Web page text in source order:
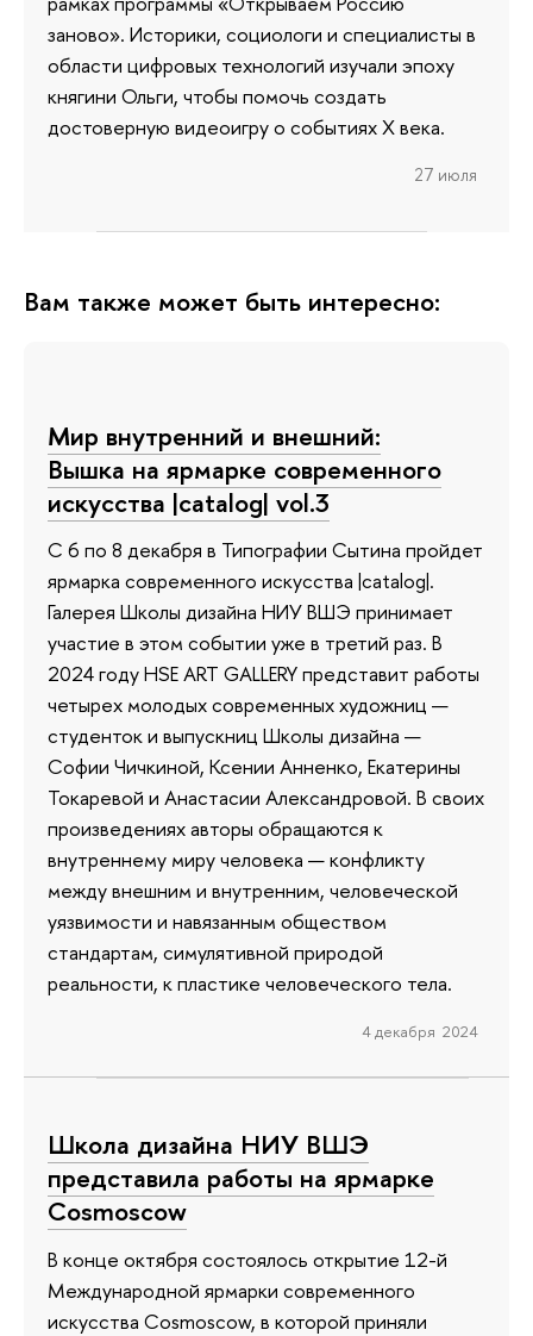
заново». Историки, социологи и специалисты в
области цифровых технологий изучали эпоху
княгини Ольги, чтобы помочь создать
достоверную видеоигру о событиях X века.
27 июля
Вам также может быть интересно:
Мир внутренний и внешний:
Вышка на ярмарке современного
искусства |catalog| vol.3
С 6 по 8 декабря в Типографии Сытина пройдет
ярмарка современного искусства |catalog|.
Галерея Школы дизайна НИУ ВШЭ принимает
участие в этом событии уже в третий раз. В
2024 году HSE ART GALLERY представит работы
четырех молодых современных художниц —
студенток и выпускниц Школы дизайна —
Софии Чичкиной, Ксении Анненко, Екатерины
Токаревой и Анастасии Александровой. В своих
произведениях авторы обращаются к
внутреннему миру человека — конфликту
между внешним и внутренним, человеческой
уязвимости и навязанным обществом
стандартам, симулятивной природой
реальности, к пластике человеческого тела.
4 декабря 2024
Школа дизайна НИУ ВШЭ
представила работы на ярмарке
Cosmoscow
В конце октября состоялось открытие 12-й
Международной ярмарки современного
искусства Cosmoscow, в которой приняли